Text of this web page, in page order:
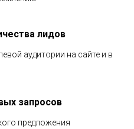
лидов
аудитории на сайте и в
запросов
предложения